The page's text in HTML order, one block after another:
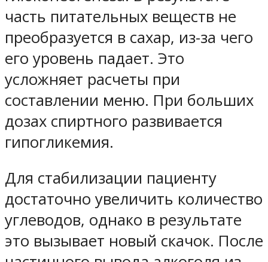
часть питательных веществ не
преобразуется в сахар, из-за чего
его уровень падает. Это
усложняет расчеты при
составлении меню. При больших
дозах спиртного развивается
гипогликемия.
Для стабилизации пациенту
достаточно увеличить количество
углеводов, однако в результате
это вызывает новый скачок. После